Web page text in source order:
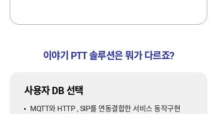
이야기 PTT 솔루션은 뭐가 다르죠?
사용자 DB 선택
MQTT와 HTTP , SIP를 연동결합한 서비스 동작구현